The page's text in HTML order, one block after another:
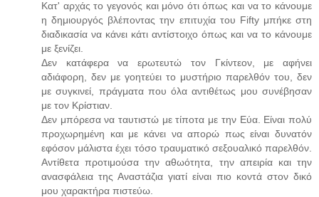
Κατ' αρχάς το γεγονός και μόνο ότι όπως και να το κάνουμε
η δημιουργός βλέποντας την επιτυχία του Fifty μπήκε στη
διαδικασία να κάνει κάτι αντίστοιχο όπως και να το κάνουμε
με ξενίζει.
Δεν κατάφερα να ερωτευτώ τον Γκίντεον, με αφήνει
αδιάφορη, δεν με γοητεύει το μυστήριο παρελθόν του, δεν
με συγκινεί, πράγματα που όλα αντιθέτως μου συνέβησαν
με τον Κρίστιαν.
Δεν μπόρεσα να ταυτιστώ με τίποτα με την Εύα. Είναι πολύ
προχωρημένη και με κάνει να απορώ πως είναι δυνατόν
εφόσον μάλιστα έχει τόσο τραυματικό σεξουαλικό παρελθόν.
Αντίθετα προτιμούσα την αθωότητα, την απειρία και την
ανασφάλεια της Αναστάζια γιατί είναι πιο κοντά στον δικό
μου χαρακτήρα πιστεύω.